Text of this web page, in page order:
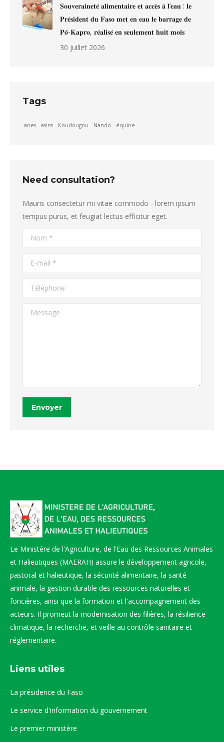
𝐒𝐨𝐮𝐯𝐞𝐫𝐚𝐢𝐧𝐞𝐭𝐞́ 𝐚𝐥𝐢𝐦𝐞𝐧𝐭𝐚𝐢𝐫𝐞 𝐞𝐭 𝐚𝐜𝐜𝐞̀𝐬 𝐚̀ 𝐥’𝐞𝐚𝐮 : 𝐥𝐞
𝐏𝐫𝐞́𝐬𝐢𝐝𝐞𝐧𝐭 𝐝𝐮 𝐅𝐚𝐬𝐨 𝐦𝐞𝐭 𝐞𝐧 𝐞𝐚𝐮 𝐥𝐞 𝐛𝐚𝐫𝐫𝐚𝐠𝐞 𝐝𝐞
𝐏𝐨̂-𝐊𝐚𝐩𝐫𝐨, 𝐫𝐞́𝐚𝐥𝐢𝐬𝐞́ 𝐞𝐧 𝐬𝐞𝐮𝐥𝐞𝐦𝐞𝐧𝐭 𝐡𝐮𝐢𝐭 𝐦𝐨𝐢𝐬
30 juillet 2026
Tags
anes asins Koudougou Nando équine
Need consultation?
Mauris consectetur mi vitae commodo - lorem ipsum
tempus purus, et feugiat lectus efficitur eget.
Nom *
E-mail *
Téléphone
Message
Envoyer
Le Ministère de l'Agriculture, de l'Eau des Ressources Animales
et Halieutiques (MAERAH) assure le développement agricole,
pastoral et halieutique, la sécurité alimentaire, la santé
animale, la gestion durable des ressources naturelles et
foncières, ainsi que la formation et l'accompagnement des
acteurs. Il promeut la modernisation des filières, la résilience
climatique, la recherche, et veille au contrôle sanitaire et
réglementaire.
Liens utiles
La présidence du Faso
Le service d'information du gouvernement
Le premier ministère